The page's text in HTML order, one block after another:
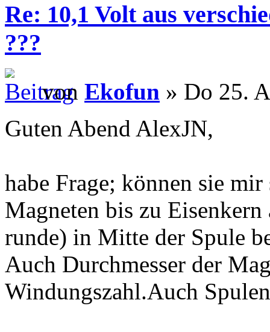
Re: 10,1 Volt aus
???
von Ekofun » Do 25.
Guten Abend AlexJN,
habe Frage; können sie
Magneten bis zu
runde) in Mitte der Spule
Auch Durchmesser der
Windungszahl.Auch